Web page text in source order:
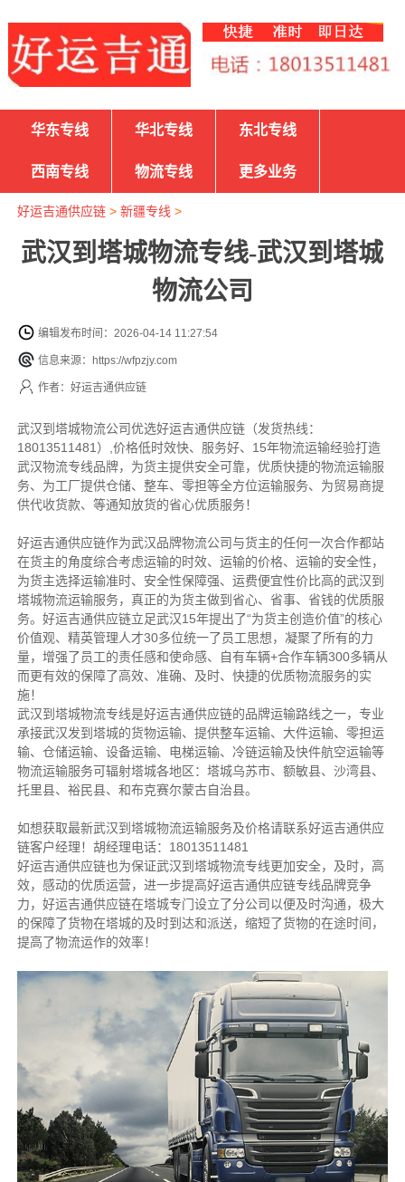
华东专线 华北专线 东北专线
西南专线 物流专线 更多业务
好运吉通供应链> 新疆专线 >
武汉到塔城物流专线-武汉到塔城
物流公司
编辑发布时间：2026-04-14 11:27:54
信息来源：https://wfpzjy.com
作者：好运吉通供应链
武汉到塔城物流公司优选好运吉通供应链（发货热线：
18013511481）,价格低时效快、服务好、15年物流运输经验打造
武汉物流专线品牌，为货主提供安全可靠，优质快捷的物流运输服
务、为工厂提供仓储、整车、零担等全方位运输服务、为贸易商提
供代收货款、等通知放货的省心优质服务！
好运吉通供应链作为武汉品牌物流公司与货主的任何一次合作都站
在货主的角度综合考虑运输的时效、运输的价格、运输的安全性，
为货主选择运输准时、安全性保障强、运费便宜性价比高的武汉到
塔城物流运输服务，真正的为货主做到省心、省事、省钱的优质服
务。好运吉通供应链立足武汉15年提出了“为货主创造价值”的核心
价值观、精英管理人才30多位统一了员工思想，凝聚了所有的力
量，增强了员工的责任感和使命感、自有车辆+合作车辆300多辆从
而更有效的保障了高效、准确、及时、快捷的优质物流服务的实
施！
武汉到塔城物流专线是好运吉通供应链的品牌运输路线之一，专业
承接武汉发到塔城的货物运输、提供整车运输、大件运输、零担运
输、仓储运输、设备运输、电梯运输、冷链运输及快件航空运输等
物流运输服务可辐射塔城各地区：塔城乌苏市、额敏县、沙湾县、
托里县、裕民县、和布克赛尔蒙古自治县。
如想获取最新武汉到塔城物流运输服务及价格请联系好运吉通供应
链客户经理！胡经理电话：18013511481
好运吉通供应链也为保证武汉到塔城物流专线更加安全，及时，高
效，感动的优质运营，进一步提高好运吉通供应链专线品牌竞争
力，好运吉通供应链在塔城专门设立了分公司以便及时沟通，极大
的保障了货物在塔城的及时到达和派送，缩短了货物的在途时间，
提高了物流运作的效率！